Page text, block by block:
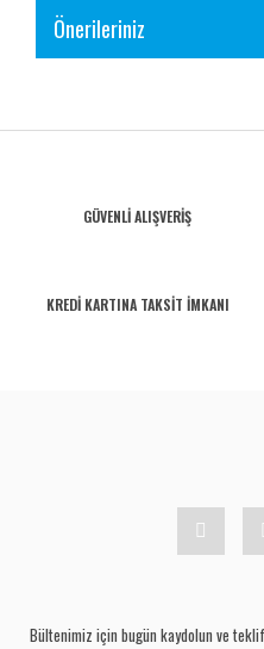
Önerileriniz
GÜVENLİ ALIŞVERİŞ
KREDİ KARTINA TAKSİT İMKANI